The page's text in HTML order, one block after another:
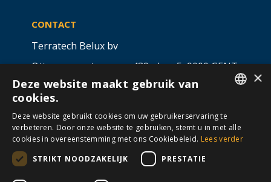
CONTACT
Terratech Belux bv
Ottergemsesteenweg 439 - bus 5,9000 GENT
info@allterra-belux.com+32 9 430 25 30
BE1009.467.122
VOLG ONS OP ​ ​
FRENCH
×
Deze website maakt gebruik van
cookies.
Deze website gebruikt cookies om uw gebruikerservaring te
verbeteren. Door onze website te gebruiken, stemt u in met alle
cookies in overeenstemming met ons Cookiebeleid. Lees verder
STRIKT NOODZAKELIJK
PRESTATIE